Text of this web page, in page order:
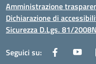
Amministrazione
Dichiarazione di
Sicurezza D.Lgs. 81/2008
Seguici su: